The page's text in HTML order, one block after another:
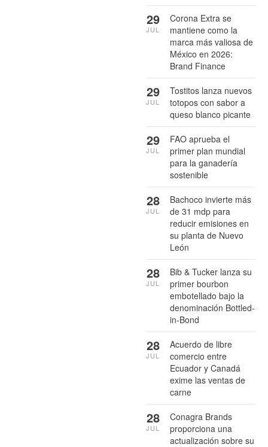
Corona Extra se
mantiene como la
marca más valiosa de
México en 2026:
Brand Finance
29
JUL
Tostitos lanza nuevos
totopos con sabor a
queso blanco picante
29
JUL
FAO aprueba el
primer plan mundial
para la ganadería
sostenible
29
JUL
Bachoco invierte más
de 31 mdp para
reducir emisiones en
su planta de Nuevo
León
28
JUL
Bib & Tucker lanza su
primer bourbon
embotellado bajo la
denominación Bottled-
in-Bond
28
JUL
Acuerdo de libre
comercio entre
Ecuador y Canadá
exime las ventas de
carne
28
JUL
Conagra Brands
proporciona una
actualización sobre su
28
JUL